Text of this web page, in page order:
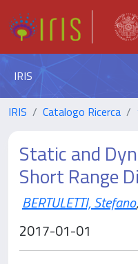
IRIS
IRIS Catalogo Ricerca
Static and
Short Range
BERTULETTI, Stefano;
2017-01-01